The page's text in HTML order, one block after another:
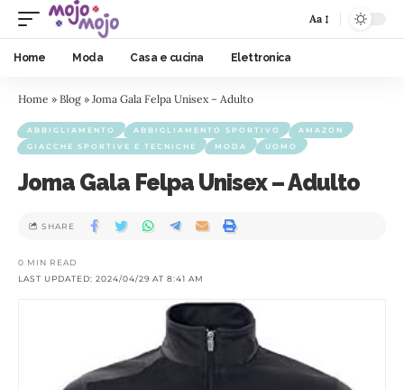
Aa
Home Moda Casa e cucina Elettronica
Home » Blog » Joma Gala Felpa Unisex – Adulto
ABBIGLIAMENTO ABBIGLIAMENTO SPORTIVO
AMAZON
GIACCHE SPORTIVE E TECNICHE
MODA UOMO
Joma Gala Felpa Unisex – Adulto
LAST UPDATED: 2024/04/29 AT 8:41 AM
0 MIN READ
SHARE